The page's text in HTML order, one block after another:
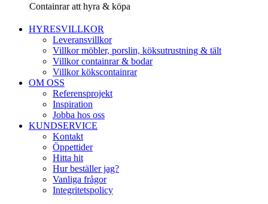
Containrar att hyra & köpa
HYRESVILLKOR
Leveransvillkor
Villkor möbler, porslin, köksutrustning & tält
Villkor containrar & bodar
Villkor kökscontainrar
OM OSS
Referensprojekt
Inspiration
Jobba hos oss
KUNDSERVICE
Kontakt
Öppettider
Hitta hit
Hur beställer jag?
Vanliga frågor
Integritetspolicy